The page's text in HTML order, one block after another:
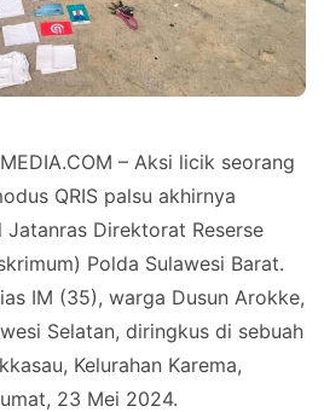
– Aksi licik seorang
QRIS palsu akhirnya
Direktorat Reserse
Polda Sulawesi Barat.
IM (35), warga Dusun Arokke,
Selatan, diringkus di sebuah
Kelurahan Karema,
23 Mei 2024.